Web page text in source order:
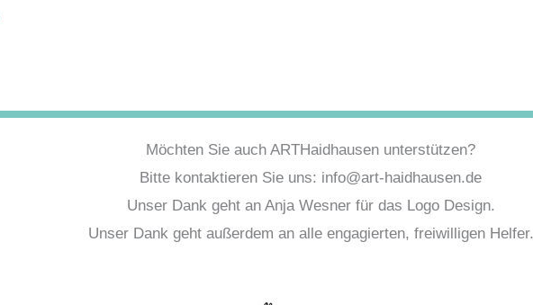
Möchten Sie auch ARTHaidhausen unterstützen?
Bitte kontaktieren Sie uns: info@art-haidhausen.de
Unser Dank geht an Anja Wesner für das Logo Design.
Unser Dank geht außerdem an alle engagierten, freiwilligen Helfer.